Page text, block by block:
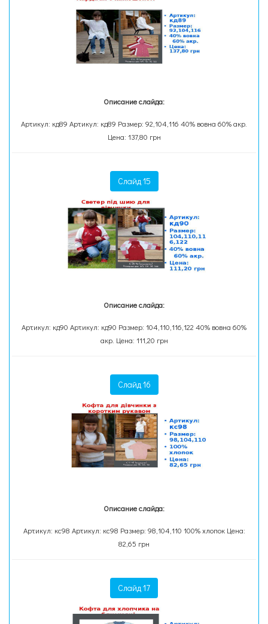
Описание слайда:
Артикул: кд89 Артикул: кд89 Размер: 92,104,116 40% вовна 60% акр.
Цена: 137,80 грн
Слайд 15
Описание слайда:
Артикул: кд90 Артикул: кд90 Размер: 104,110,116,122 40% вовна 60%
акр. Цена: 111,20 грн
Слайд 16
Описание слайда:
Артикул: кс98 Артикул: кс98 Размер: 98,104,110 100% хлопок Цена:
82,65 грн
Слайд 17